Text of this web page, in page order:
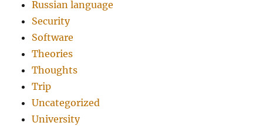
Russian language
Security
Software
Theories
Thoughts
Trip
Uncategorized
University